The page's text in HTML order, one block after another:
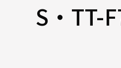
S・TT-